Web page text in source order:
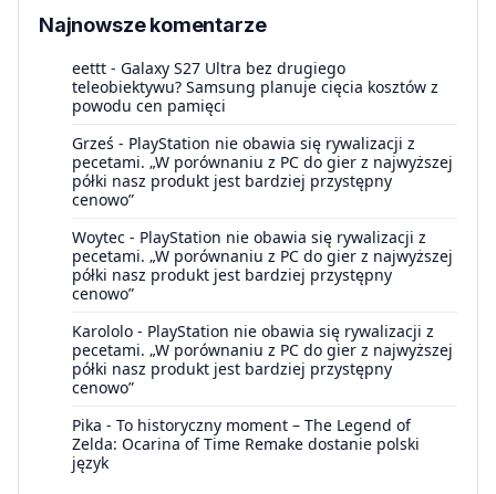
Najnowsze komentarze
eettt - Galaxy S27 Ultra bez drugiego
teleobiektywu? Samsung planuje cięcia kosztów z
powodu cen pamięci
Grześ - PlayStation nie obawia się rywalizacji z
pecetami. „W porównaniu z PC do gier z najwyższej
półki nasz produkt jest bardziej przystępny
cenowo”
Woytec - PlayStation nie obawia się rywalizacji z
pecetami. „W porównaniu z PC do gier z najwyższej
półki nasz produkt jest bardziej przystępny
cenowo”
Karololo - PlayStation nie obawia się rywalizacji z
pecetami. „W porównaniu z PC do gier z najwyższej
półki nasz produkt jest bardziej przystępny
cenowo”
Pika - To historyczny moment – The Legend of
Zelda: Ocarina of Time Remake dostanie polski
język